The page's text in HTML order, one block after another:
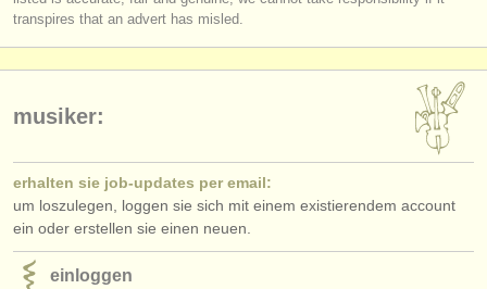
nachrichten in der klassischen musik
faq
transpires that an advert has misled.
musiker:
erhalten sie job-updates per email:
um loszulegen, loggen sie sich mit einem existierendem account
ein oder erstellen sie einen neuen.
einloggen